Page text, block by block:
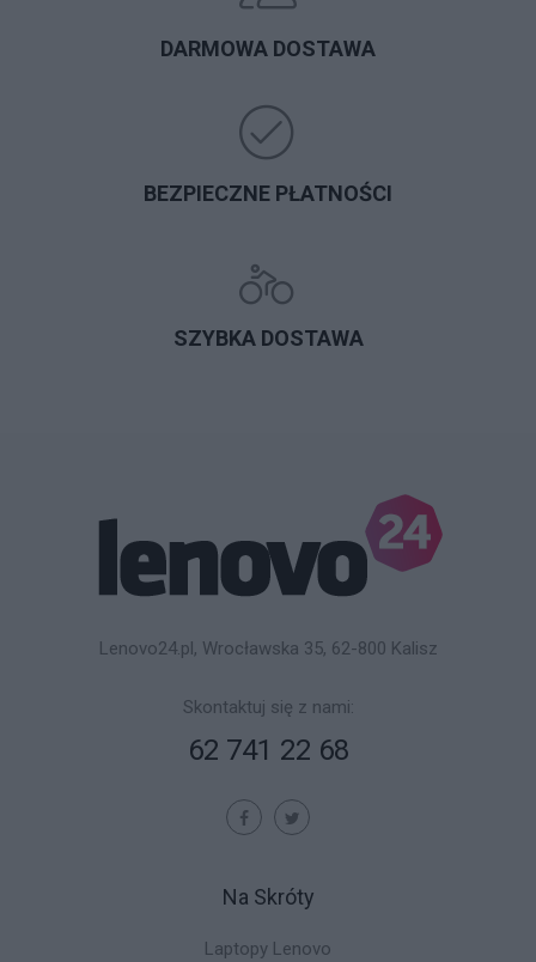
DARMOWA DOSTAWA
BEZPIECZNE PŁATNOŚCI
SZYBKA DOSTAWA
Lenovo24.pl, Wrocławska 35, 62-800 Kalisz
Skontaktuj się z nami:
62 741 22 68
Na Skróty
Laptopy Lenovo